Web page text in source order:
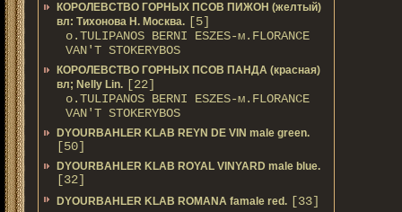
КОРОЛЕВСТВО ГОРНЫХ ПСОВ ПИЖОН (желтый)
вл: Тихонова Н. Москва. [5]
о.TULIPANOS BERNI ESZES-м.FLORANCE
VAN'T STOKERYBOS
КОРОЛЕВСТВО ГОРНЫХ ПСОВ ПАНДА (красная)
вл; Nelly Lin. [22]
о.TULIPANOS BERNI ESZES-м.FLORANCE
VAN'T STOKERYBOS
DYOURBAHLER KLAB REYN DE VIN male green.
[50]
DYOURBAHLER KLAB ROYAL VINYARD male blue.
[32]
DYOURBAHLER KLAB ROMANA famale red. [33]